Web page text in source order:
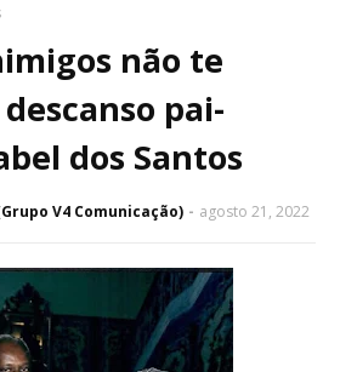
não te
pai-
dos Santos
V4 Comunicação) agosto 21, 2022